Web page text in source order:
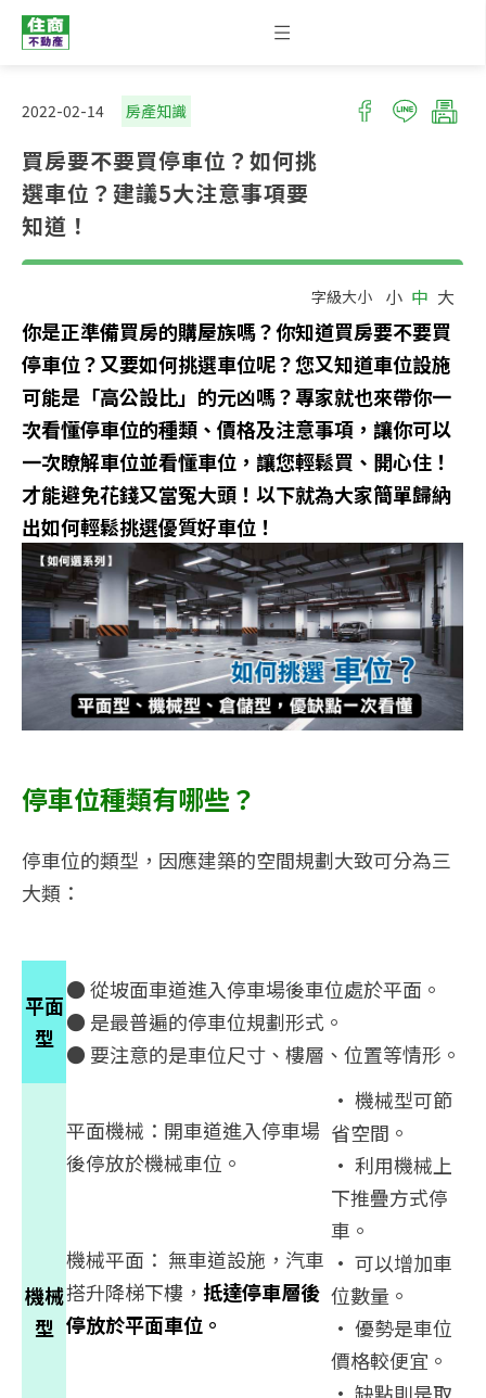
2022-02-14 房產知識
買房要不要買停車位？如何挑
選車位？建議5大注意事項要
知道！
字級大小 小 中 大
你是正準備買房的購屋族嗎？你知道買房要不要買
停車位？又要如何挑選車位呢？您又知道車位設施
可能是「高公設比」的元凶嗎？專家就也來帶你一
次看懂停車位的種類、價格及注意事項，讓你可以
一次瞭解車位並看懂車位，讓您輕鬆買、開心住！
才能避免花錢又當冤大頭！以下就為大家簡單歸納
出如何輕鬆挑選優質好車位！
停車位種類有哪些？
停車位的類型，因應建築的空間規劃大致可分為三
大類：
平面
型
● 從坡面車道進入停車場後車位處於平面。
● 是最普遍的停車位規劃形式。
● 要注意的是車位尺寸、樓層、位置等情形。
機械
型
平面機械：開車道進入停車場
後停放於機械車位。
• 機械型可節
省空間。
• 利用機械上
下推疊方式停
車。
• 可以增加車
位數量。
• 優勢是車位
價格較便宜。
機械平面： 無車道設施，汽車
搭升降梯下樓， 抵達停車層後
停放於平面車位。